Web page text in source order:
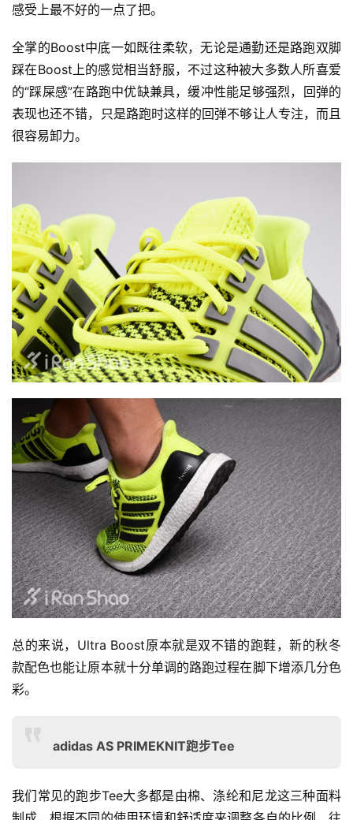
感受上最不好的一点了把。
全掌的Boost中底一如既往柔软，无论是通勤还是路跑双脚
踩在Boost上的感觉相当舒服，不过这种被大多数人所喜爱
的“踩屎感”在路跑中优缺兼具，缓冲性能足够强烈，回弹的
表现也还不错，只是路跑时这样的回弹不够让人专注，而且
很容易卸力。
总的来说，Ultra Boost原本就是双不错的跑鞋，新的秋冬
款配色也能让原本就十分单调的路跑过程在脚下增添几分色
彩。
adidas AS PRIMEKNIT跑步Tee
我们常见的跑步Tee大多都是由棉、涤纶和尼龙这三种面料